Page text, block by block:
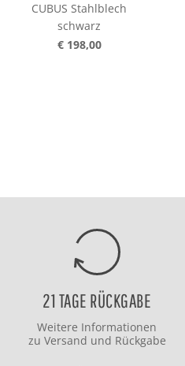
CUBUS Stahlblech
schwarz
€ 198,00
21 TAGE RÜCKGABE
Weitere Informationen
zu Versand und Rückgabe